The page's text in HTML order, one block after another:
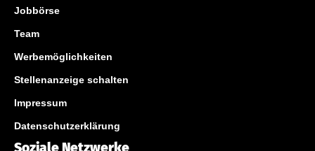
Jobbörse
Team
Werbemöglichkeiten
Stellenanzeige schalten
Impressum
Datenschutzerklärung